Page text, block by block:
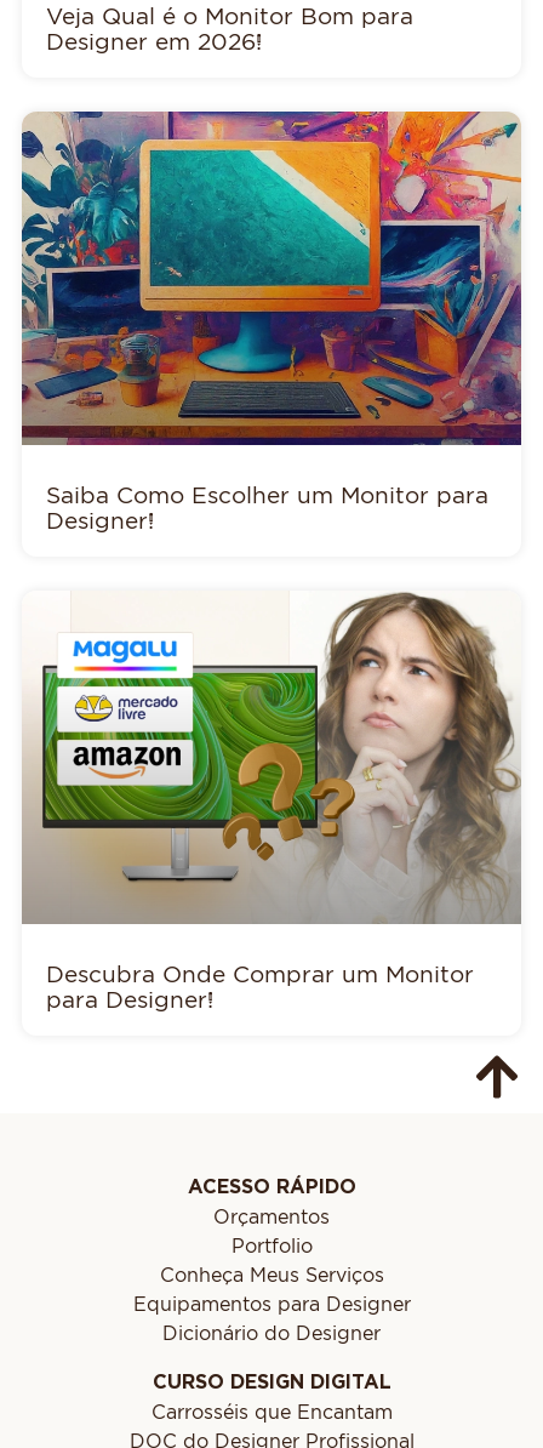
Veja Qual é o Monitor Bom para
Designer em 2026!
Saiba Como Escolher um Monitor para
Designer!
Descubra Onde Comprar um Monitor
para Designer!
ACESSO RÁPIDO
Orçamentos
Portfolio
Conheça Meus Serviços
Equipamentos para Designer
Dicionário do Designer
CURSO DESIGN DIGITAL
Carrosséis que Encantam
DOC do Designer Profissional